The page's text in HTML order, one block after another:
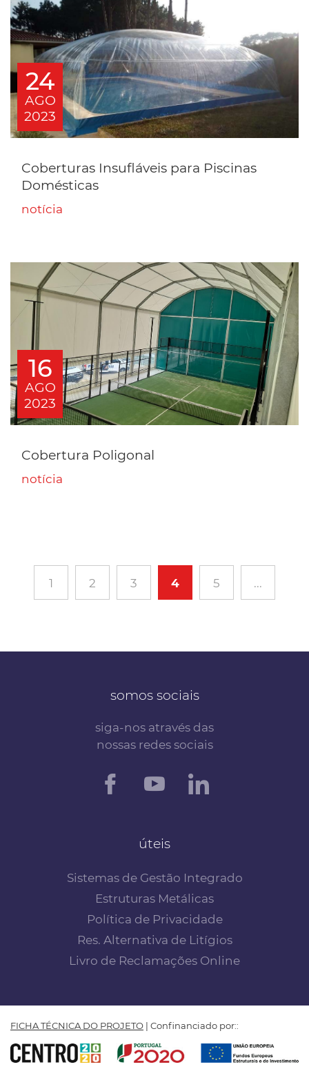
24
AGO
2023
Coberturas Insufláveis para Piscinas
Domésticas
notícia
16
AGO
2023
Cobertura Poligonal
notícia
1 2 3 4 5 ...
somos sociais
siga-nos através das
nossas redes sociais
úteis
Sistemas de Gestão Integrado
Estruturas Metálicas
Política de Privacidade
Res. Alternativa de Litígios
Livro de Reclamações Online
FICHA TÉCNICA DO PROJETO | Confinanciado por::